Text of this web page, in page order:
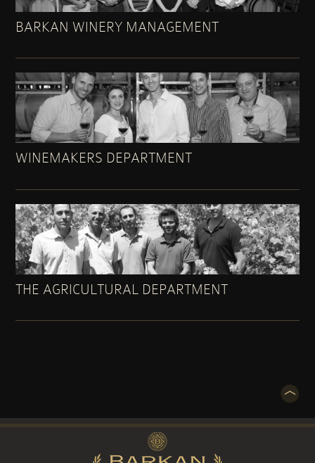
BARKAN WINERY MANAGEMENT
WINEMAKERS DEPARTMENT
THE AGRICULTURAL DEPARTMENT